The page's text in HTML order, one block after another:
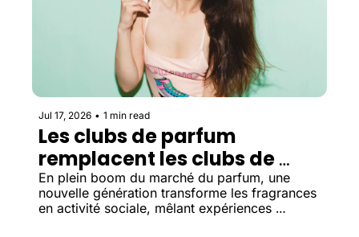
Jul 17, 2026 • 1 min read
Les clubs de parfum
remplacent les clubs de
lecture
En plein boom du marché du parfum, une
nouvelle génération transforme les fragrances
en activité sociale, mêlant expériences